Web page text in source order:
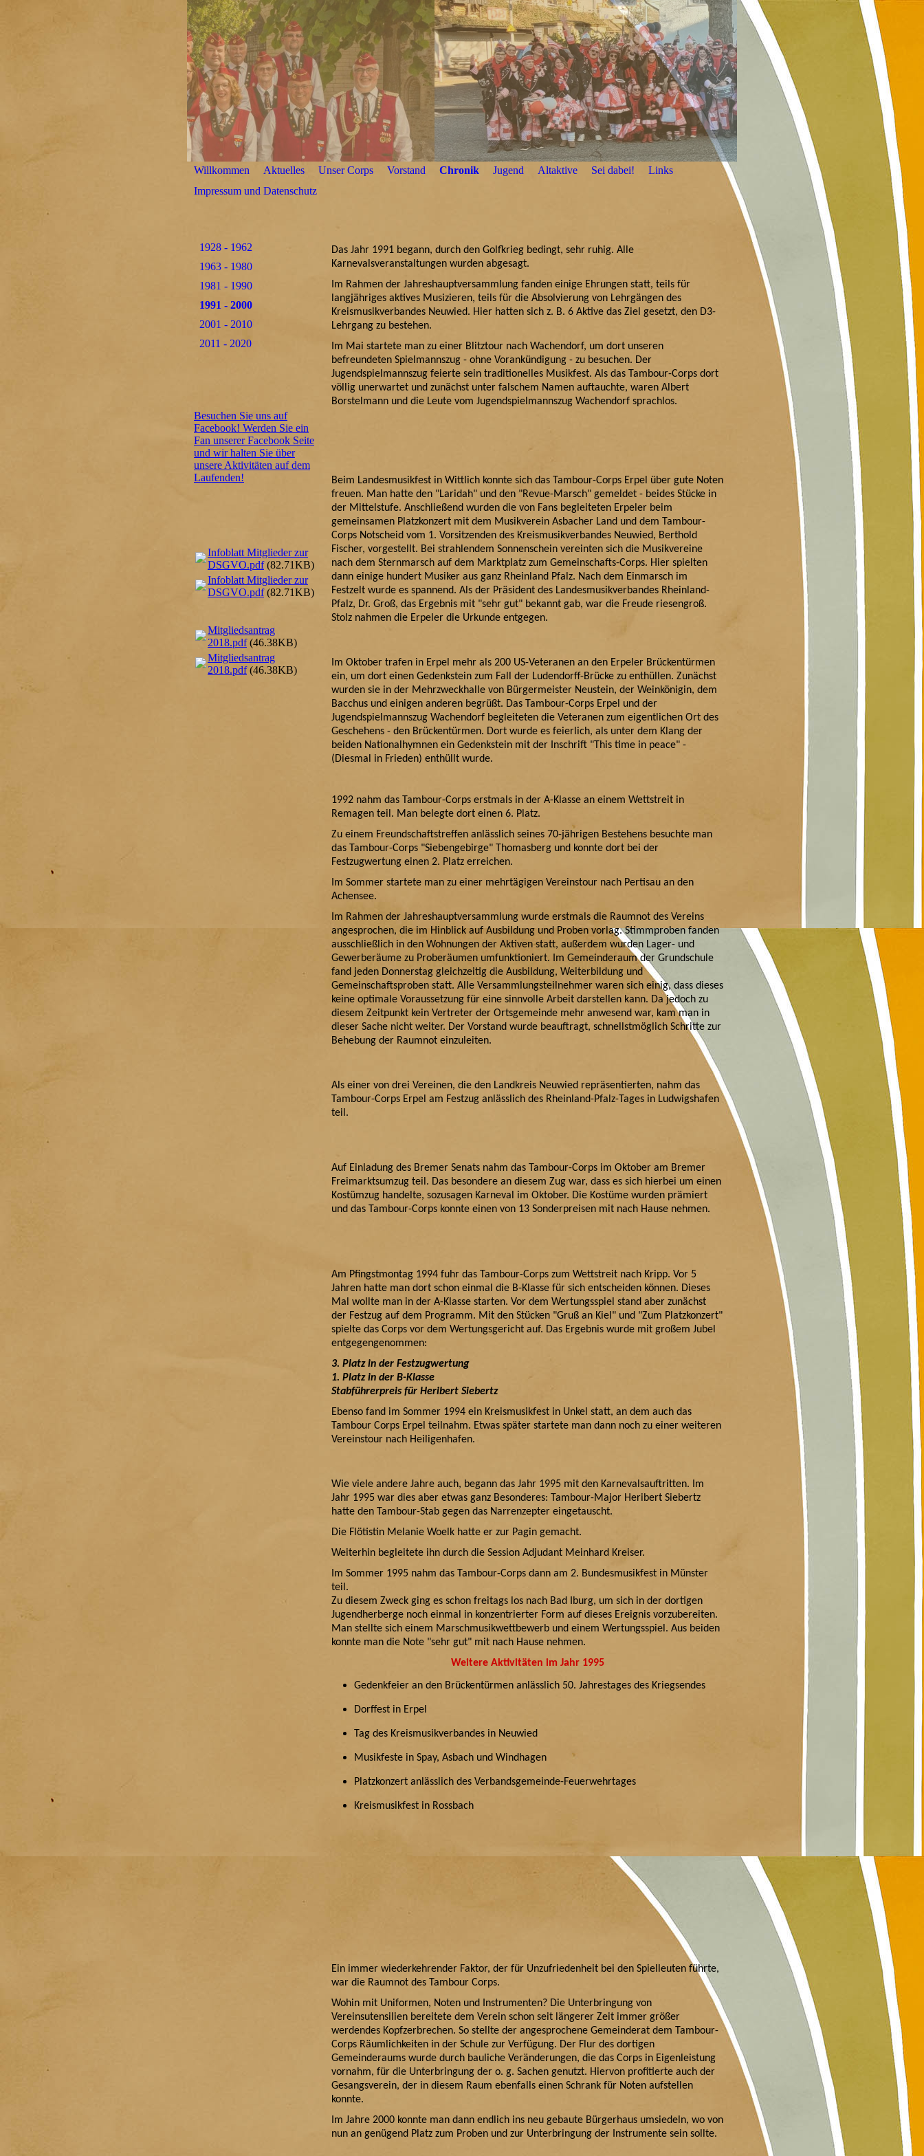
Willkommen Aktuelles Unser Corps Vorstand Chronik Jugend Altaktive Sei dabei!
Links
Impressum und Datenschutz
1928 - 1962
1963 - 1980
1981 - 1990
1991 - 2000
2001 - 2010
2011 - 2020
Besuchen Sie uns auf
Facebook! Werden Sie ein
Fan unserer Facebook Seite
und wir halten Sie über
unsere Aktivitäten auf dem
Laufenden!
Infoblatt Mitglieder zur
DSGVO.pdf(82.71KB)
Infoblatt Mitglieder zur
DSGVO.pdf(82.71KB)
Mitgliedsantrag
2018.pdf(46.38KB)
Mitgliedsantrag
2018.pdf(46.38KB)
Das Jahr 1991 begann, durch den Golfkrieg bedingt, sehr ruhig. Alle
Karnevalsveranstaltungen wurden abgesagt.
Im Rahmen der Jahreshauptversammlung fanden einige Ehrungen statt, teils für
langjähriges aktives Musizieren, teils für die Absolvierung von Lehrgängen des
Kreismusikverbandes Neuwied. Hier hatten sich z. B. 6 Aktive das Ziel gesetzt, den D3-
Lehrgang zu bestehen.
Im Mai startete man zu einer Blitztour nach Wachendorf, um dort unseren
befreundeten Spielmannszug - ohne Vorankündigung - zu besuchen. Der
Jugendspielmannszug feierte sein traditionelles Musikfest. Als das Tambour-Corps dort
völlig unerwartet und zunächst unter falschem Namen auftauchte, waren Albert
Borstelmann und die Leute vom Jugendspielmannszug Wachendorf sprachlos.
Beim Landesmusikfest in Wittlich konnte sich das Tambour-Corps Erpel über gute Noten
freuen. Man hatte den "Laridah" und den "Revue-Marsch" gemeldet - beides Stücke in
der Mittelstufe. Anschließend wurden die von Fans begleiteten Erpeler beim
gemeinsamen Platzkonzert mit dem Musikverein Asbacher Land und dem Tambour-
Corps Notscheid vom 1. Vorsitzenden des Kreismusikverbandes Neuwied, Berthold
Fischer, vorgestellt. Bei strahlendem Sonnenschein vereinten sich die Musikvereine
nach dem Sternmarsch auf dem Marktplatz zum Gemeinschafts-Corps. Hier spielten
dann einige hundert Musiker aus ganz Rheinland Pfalz. Nach dem Einmarsch im
Festzelt wurde es spannend. Als der Präsident des Landesmusikverbandes Rheinland-
Pfalz, Dr. Groß, das Ergebnis mit "sehr gut" bekannt gab, war die Freude riesengroß.
Stolz nahmen die Erpeler die Urkunde entgegen.
Im Oktober trafen in Erpel mehr als 200 US-Veteranen an den Erpeler Brückentürmen
ein, um dort einen Gedenkstein zum Fall der Ludendorff-Brücke zu enthüllen. Zunächst
wurden sie in der Mehrzweckhalle von Bürgermeister Neustein, der Weinkönigin, dem
Bacchus und einigen anderen begrüßt. Das Tambour-Corps Erpel und der
Jugendspielmannszug Wachendorf begleiteten die Veteranen zum eigentlichen Ort des
Geschehens - den Brückentürmen. Dort wurde es feierlich, als unter dem Klang der
beiden Nationalhymnen ein Gedenkstein mit der Inschrift "This time in peace" -
(Diesmal in Frieden) enthüllt wurde.
1992 nahm das Tambour-Corps erstmals in der A-Klasse an einem Wettstreit in
Remagen teil. Man belegte dort einen 6. Platz.
Zu einem Freundschaftstreffen anlässlich seines 70-jährigen Bestehens besuchte man
das Tambour-Corps "Siebengebirge" Thomasberg und konnte dort bei der
Festzugwertung einen 2. Platz erreichen.
Im Sommer startete man zu einer mehrtägigen Vereinstour nach Pertisau an den
Achensee.
m Rahmen der Jahreshauptversammlung wurde erstmals die Raumnot des Vereins
angesprochen, die im Hinblick auf Ausbildung und Proben vorlag. Stimmproben fanden
ausschließlich in den Wohnungen der Aktiven statt, außerdem wurden Lager- und
Gewerberäume zu Proberäumen umfunktioniert. Im Gemeinderaum der Grundschule
fand jeden Donnerstag gleichzeitig die Ausbildung, Weiterbildung und
Gemeinschaftsproben statt. Alle Versammlungsteilnehmer waren sich einig, dass dieses
keine optimale Voraussetzung für eine sinnvolle Arbeit darstellen kann. Da jedoch zu
diesem Zeitpunkt kein Vertreter der Ortsgemeinde mehr anwesend war, kam man in
dieser Sache nicht weiter. Der Vorstand wurde beauftragt, schnellstmöglich Schritte zur
Behebung der Raumnot einzuleiten.
Als einer von drei Vereinen, die den Landkreis Neuwied repräsentierten, nahm das
Tambour-Corps Erpel am Festzug anlässlich des Rheinland-Pfalz-Tages in Ludwigshafen
teil.
Auf Einladung des Bremer Senats nahm das Tambour-Corps im Oktober am Bremer
Freimarktsumzug teil. Das besondere an diesem Zug war, dass es sich hierbei um einen
Kostümzug handelte, sozusagen Karneval im Oktober. Die Kostüme wurden prämiert
und das Tambour-Corps konnte einen von 13 Sonderpreisen mit nach Hause nehmen.
Am Pfingstmontag 1994 fuhr das Tambour-Corps zum Wettstreit nach Kripp. Vor 5
Jahren hatte man dort schon einmal die B-Klasse für sich entscheiden können. Dieses
Mal wollte man in der A-Klasse starten. Vor dem Wertungsspiel stand aber zunächst
der Festzug auf dem Programm. Mit den Stücken "Gruß an Kiel" und "Zum Platzkonzert"
spielte das Corps vor dem Wertungsgericht auf. Das Ergebnis wurde mit großem Jubel
entgegengenommen:
3. Platz in der Festzugwertung
1. Platz in der B-Klasse
Stabführerpreis für Heribert Siebertz
Ebenso fand im Sommer 1994 ein Kreismusikfest in Unkel statt, an dem auch das
Tambour Corps Erpel teilnahm. Etwas später startete man dann noch zu einer weiteren
Vereinstour nach Heiligenhafen.
Wie viele andere Jahre auch, begann das Jahr 1995 mit den Karnevalsauftritten. Im
Jahr 1995 war dies aber etwas ganz Besonderes: Tambour-Major Heribert Siebertz
hatte den Tambour-Stab gegen das Narrenzepter eingetauscht.
Die Flötistin Melanie Woelk hatte er zur Pagin gemacht.
Weiterhin begleitete ihn durch die Session Adjudant Meinhard Kreiser.
Im Sommer 1995 nahm das Tambour-Corps dann am 2. Bundesmusikfest in Münster
teil.
Zu diesem Zweck ging es schon freitags los nach Bad Iburg, um sich in der dortigen
Jugendherberge noch einmal in konzentrierter Form auf dieses Ereignis vorzubereiten.
Man stellte sich einem Marschmusikwettbewerb und einem Wertungsspiel. Aus beiden
konnte man die Note "sehr gut" mit nach Hause nehmen.
Weitere Aktivitäten im Jahr 1995
Gedenkfeier an den Brückentürmen anlässlich 50. Jahrestages des Kriegsendes
Dorffest in Erpel
Tag des Kreismusikverbandes in Neuwied
Musikfeste in Spay, Asbach und Windhagen
Platzkonzert anlässlich des Verbandsgemeinde-Feuerwehrtages
Kreismusikfest in Rossbach
Ein immer wiederkehrender Faktor, der für Unzufriedenheit bei den Spielleuten führte,
war die Raumnot des Tambour Corps.
Wohin mit Uniformen, Noten und Instrumenten? Die Unterbringung von
Vereinsutensilien bereitete dem Verein schon seit längerer Zeit immer größer
werdendes Kopfzerbrechen. So stellte der angesprochene Gemeinderat dem Tambour-
Corps Räumlichkeiten in der Schule zur Verfügung. Der Flur des dortigen
Gemeinderaums wurde durch bauliche Veränderungen, die das Corps in Eigenleistung
vornahm, für die Unterbringung der o. g. Sachen genutzt. Hiervon profitierte auch der
Gesangsverein, der in diesem Raum ebenfalls einen Schrank für Noten aufstellen
konnte.
Im Jahre 2000 konnte man dann endlich ins neu gebaute Bürgerhaus umsiedeln, wo von
nun an genügend Platz zum Proben und zur Unterbringung der Instrumente sein sollte.